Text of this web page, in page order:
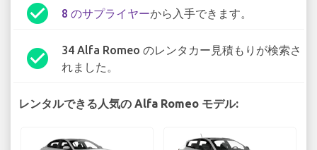
check_circle 8 のサプライヤーから入手できます。
check_circle
34 Alfa Romeo のレンタカー見積もりが検索さ
れました。
レンタルできる人気の Alfa Romeo モデル: